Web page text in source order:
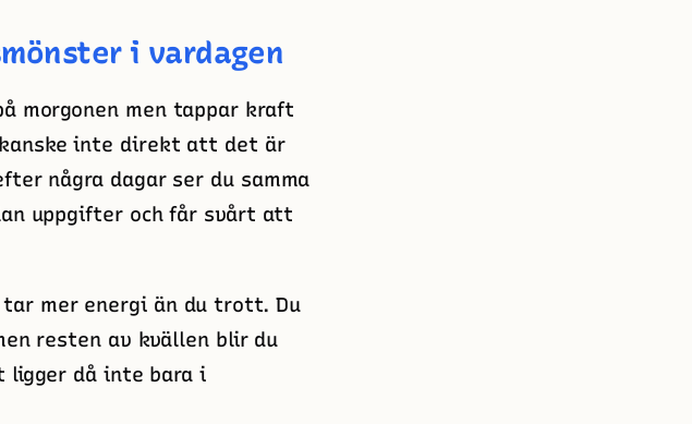
i vardagen
morgonen men tappar kraft
inte direkt att det är
några dagar ser du samma
uppgifter och får svårt att
mer energi än du trott. Du
resten av kvällen blir du
då inte bara i